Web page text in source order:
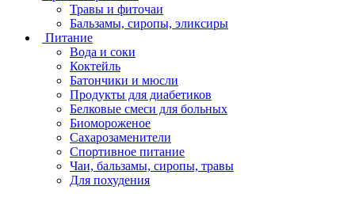
Травы и фиточаи
Бальзамы, сиропы, эликсиры
Питание
Вода и соки
Коктейль
Батончики и мюсли
Продукты для диабетиков
Белковые смеси для больных
Биомороженое
Сахарозаменители
Спортивное питание
Чаи, бальзамы, сиропы, травы
Для похудения